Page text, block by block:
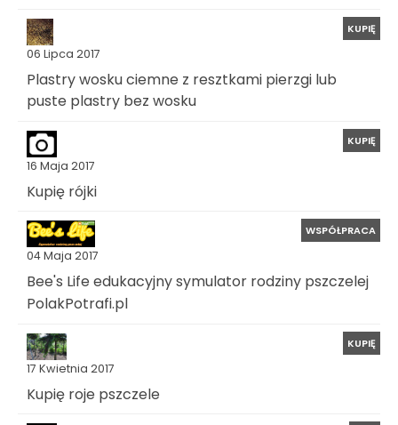
06 Lipca 2017
KUPIĘ
Plastry wosku ciemne z resztkami pierzgi lub
puste plastry bez wosku
16 Maja 2017
KUPIĘ
Kupię rójki
04 Maja 2017
WSPÓŁPRACA
Bee's Life edukacyjny symulator rodziny pszczelej
PolakPotrafi.pl
17 Kwietnia 2017
KUPIĘ
Kupię roje pszczele